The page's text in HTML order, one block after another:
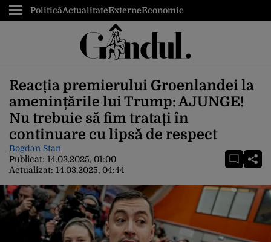
PoliticăActualitateExterneEconomic
Reacția premierului Groenlandei la
amenințările lui Trump: AJUNGE!
Nu trebuie să fim tratați în
continuare cu lipsă de respect
Bogdan Stan
Publicat: 14.03.2025, 01:00
Actualizat: 14.03.2025, 04:44